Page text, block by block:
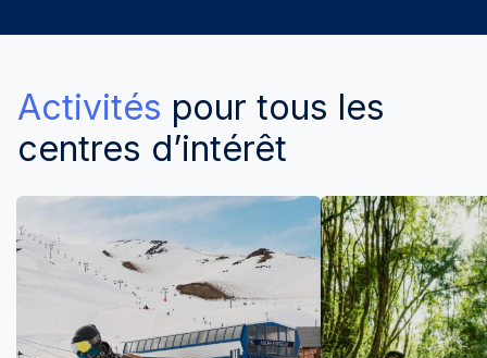
Activités pour tous les
centres d’intérêt